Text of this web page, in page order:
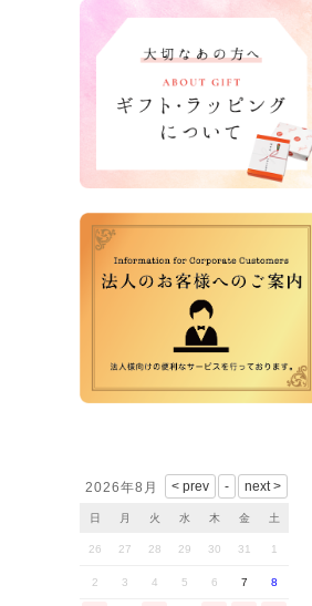
営業日カレンダー
2026年8月
日 月 火 水 木 金 土
26 27 28 29 30 31 1
2 3 4 5 6 7 8